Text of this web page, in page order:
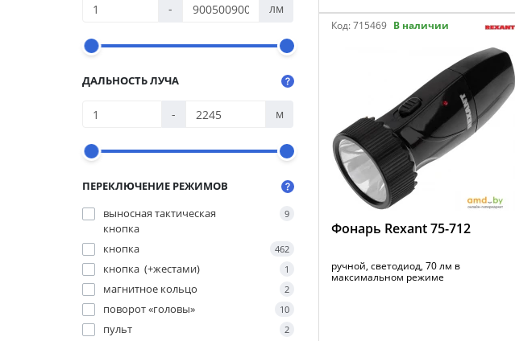
- лм
ДАЛЬНОСТЬ ЛУЧА
- м
ПЕРЕКЛЮЧЕНИЕ РЕЖИМОВ
выносная тактическая
кнопка
9
кнопка 462
кнопка (+жестами) 1
магнитное кольцо 2
поворот «головы» 10
пульт 2
Код:715469 В наличии
Фонарь Rexant 75-712
ручной, светодиод, 70 лм в
максимальном режиме